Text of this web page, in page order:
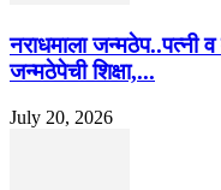
नराधमाला
जन्मठेपेची शिक्षा,...
July 20, 2026